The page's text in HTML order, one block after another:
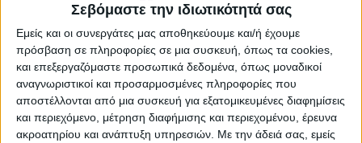
Σεβόμαστε την ιδιωτικότητά σας
Εμείς και οι συνεργάτες μας αποθηκεύουμε και/ή έχουμε
πρόσβαση σε πληροφορίες σε μια συσκευή, όπως τα cookies,
και επεξεργαζόμαστε προσωπικά δεδομένα, όπως μοναδικοί
αναγνωριστικοί και προσαρμοσμένες πληροφορίες που
αποστέλλονται από μια συσκευή για εξατομικευμένες διαφημίσεις
και περιεχόμενο, μέτρηση διαφήμισης και περιεχομένου, έρευνα
ακροατηρίου και ανάπτυξη υπηρεσιών. Με την άδειά σας, εμείς
Πολιτική
Εθνικά θέματα
Οικονομία
Αστυνομικό
Διεθνή
Επικοινωνία
Αναζήτηση